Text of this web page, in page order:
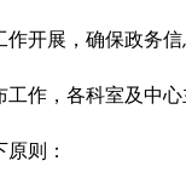
展，确保政务信
作，各科室及中心
则：